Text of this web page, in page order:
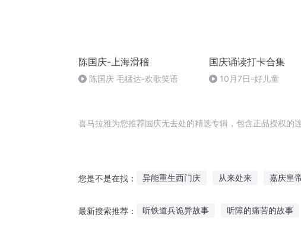
陈国庆-上海滑稽
陈国庆 毛猛达-欢歌笑语
国庆诵读打卡合集
10月7日-好儿童
喜马拉雅为您推荐国庆无去处的精选专辑，包含正品授权的
您是不是在找： 异能重生西门庆 从来处来 嘉庆皇
最新搜索推荐： 听铁道兵诡异故事 听障的痛苦的故事